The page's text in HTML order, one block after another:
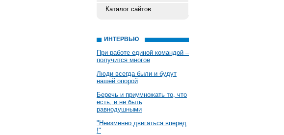
Каталог сайтов
ИНТЕРВЬЮ
При работе единой командой –
получится многое
Люди всегда были и будут
нашей опорой
Беречь и приумножать то, что
есть, и не быть
равнодушными
"Неизменно двигаться вперед
!"